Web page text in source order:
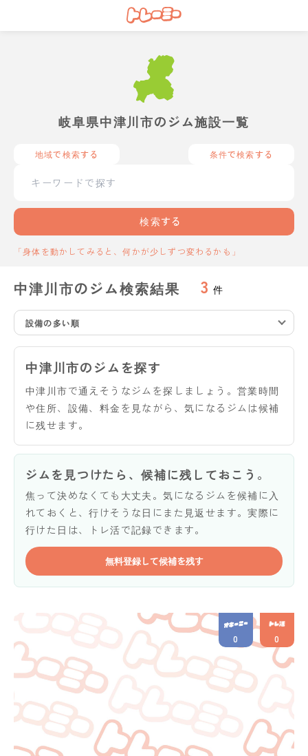
岐阜県中津川市のジム施設一覧
地域で検索する 条件で検索する
検索する
「身体を動かしてみると、何かが少しずつ変わるかも」
中津川市のジム検索結果 3 件
設備の多い順
中津川市のジムを探す
中津川市で通えそうなジムを探しましょう。営業時間
や住所、設備、料金を見ながら、気になるジムは候補
に残せます。
ジムを見つけたら、候補に残しておこう。
焦って決めなくても大丈夫。気になるジムを候補に入
れておくと、行けそうな日にまた見返せます。実際に
行けた日は、トレ活で記録できます。
無料登録して候補を残す
0 0